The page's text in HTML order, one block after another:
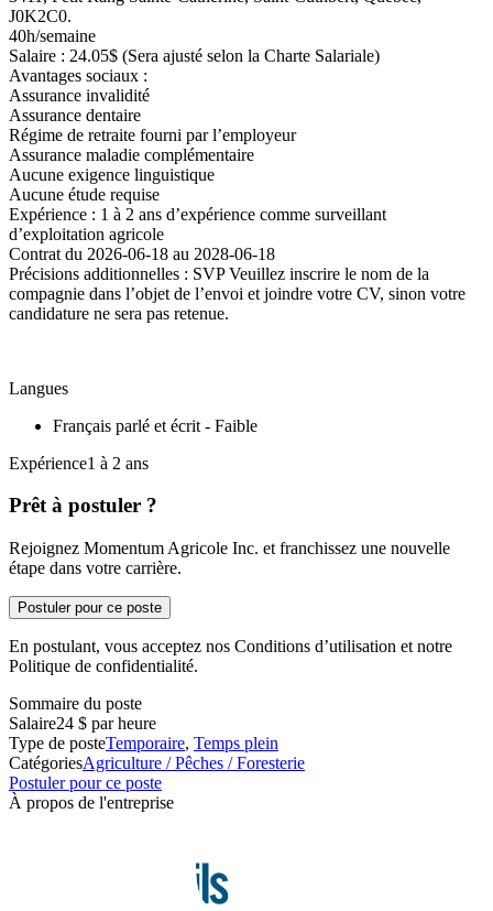
J0K2C0.
40h/semaine
Salaire : 24.05$ (Sera ajusté selon la Charte Salariale)
Avantages sociaux :
Assurance invalidité
Assurance dentaire
Régime de retraite fourni par l’employeur
Assurance maladie complémentaire
Aucune exigence linguistique
Aucune étude requise
Expérience : 1 à 2 ans d’expérience comme surveillant
d’exploitation agricole
Contrat du 2026-06-18 au 2028-06-18
Précisions additionnelles : SVP Veuillez inscrire le nom de la
compagnie dans l’objet de l’envoi et joindre votre CV, sinon votre
candidature ne sera pas retenue.
Langues
Français parlé et écrit - Faible
Expérience1 à 2 ans
Prêt à postuler ?
Rejoignez Momentum Agricole Inc. et franchissez une nouvelle
étape dans votre carrière.
Postuler pour ce poste
En postulant, vous acceptez nos Conditions d’utilisation et notre
Politique de confidentialité.
Sommaire du poste
Salaire24 $ par heure
Type de posteTemporaire, Temps plein
CatégoriesAgriculture / Pêches / Foresterie
Postuler pour ce poste
À propos de l'entreprise